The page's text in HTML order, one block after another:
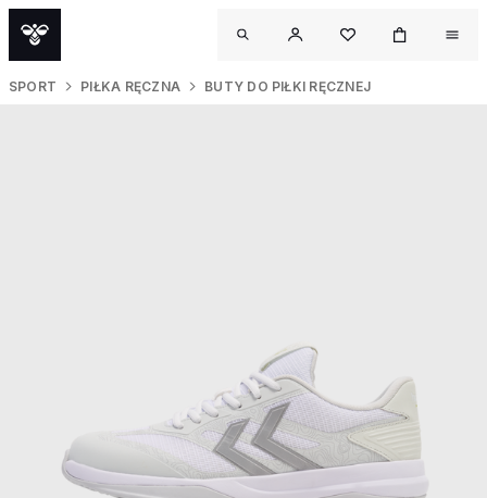
SPORT PIŁKA RĘCZNA BUTY DO PIŁKI RĘCZNEJ